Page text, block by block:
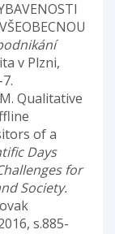
v Plzni,
Qualitative
of a
Days
for
Society.
s.885-